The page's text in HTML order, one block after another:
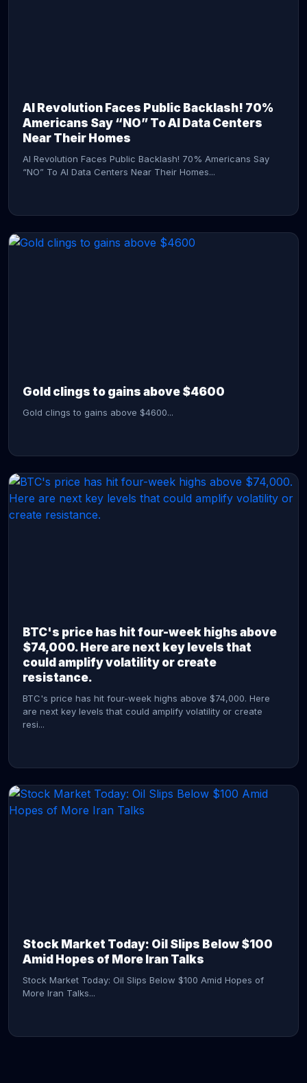
AI Revolution Faces Public Backlash! 70%
Americans Say “NO” To AI Data Centers
Near Their Homes
AI Revolution Faces Public Backlash! 70% Americans Say
“NO” To AI Data Centers Near Their Homes...
Gold clings to gains above $4600
Gold clings to gains above $4600...
BTC's price has hit four-week highs above
$74,000. Here are next key levels that
could amplify volatility or create
resistance.
BTC's price has hit four-week highs above $74,000. Here
are next key levels that could amplify volatility or create
resi...
Stock Market Today: Oil Slips Below $100
Amid Hopes of More Iran Talks
Stock Market Today: Oil Slips Below $100 Amid Hopes of
More Iran Talks...